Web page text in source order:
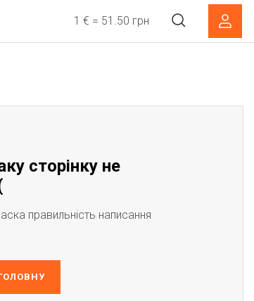
1 € = 51.50 грн
сторінку не
правильність написання